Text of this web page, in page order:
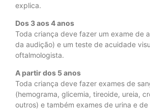
explica.
Dos 3 aos 4 anos
Toda criança deve fazer um exame de
da audição) e um teste de acuidade
oftalmologista.
A partir dos 5 anos
Toda criança deve fazer exames de
(hemograma, glicemia, tireoide, ureia,
outros) e também exames de urina e de